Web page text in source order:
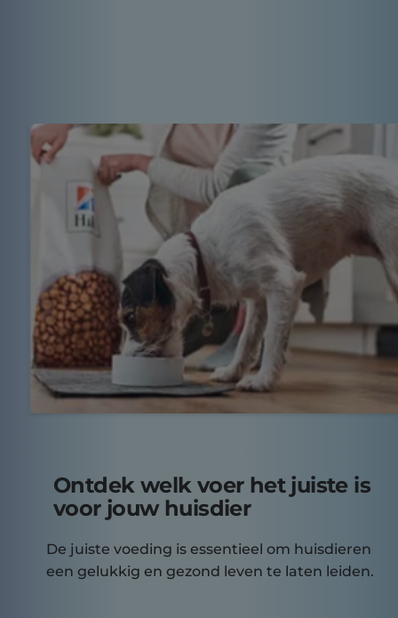
Ontdek welk voer het juiste is
voor jouw huisdier
De juiste voeding is essentieel om huisdieren
een gelukkig en gezond leven te laten leiden.